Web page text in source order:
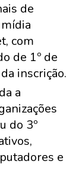
de
com
de 1º de
inscrição.
a
do 3º
e